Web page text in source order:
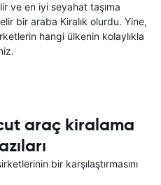
ve en iyi seyahat taşıma
bir araba Kiralık olurdu. Yine,
hangi ülkenin kolaylıkla
araç kiralama
bir karşılaştırmasını